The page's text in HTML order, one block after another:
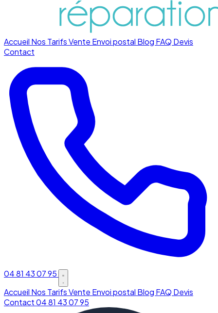
Accueil Nos TarifsVente Envoi postal Blog FAQ Devis
Contact
04 81 43 07 95
Accueil Nos TarifsVente Envoi postal Blog FAQ Devis
Contact04 81 43 07 95